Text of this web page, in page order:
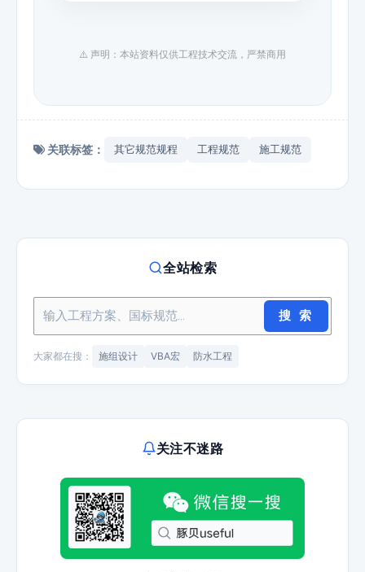
⚠️ 声明：本站资料仅供工程技术交流，严禁商用
关联标签： 其它规范规程 工程规范 施工规范
全站检索
搜 索
大家都在搜： 施组设计 VBA宏 防水工程
关注不迷路